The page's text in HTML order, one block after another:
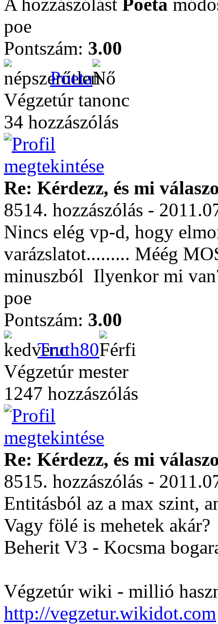
poe
Pontszám: 3.00
Poeta
Végzetúr tanonc
34 hozzászólás
Re: Kérdezz, és mi
8514. hozzászólás -
Nincs elég vp-d, hogy
varázslatot......... Méég
minuszból Ilyenkor mi
poe
Pontszám: 3.00
Truth80
Végzetúr mester
1247 hozzászólás
Re: Kérdezz, és mi
8515. hozzászólás -
Entitásból az a max szint,
Vagy fölé is mehetek akár?
Beherit V3 - Kocsma
Végzetúr wiki - millió
http://vegzetur.wikidot.com